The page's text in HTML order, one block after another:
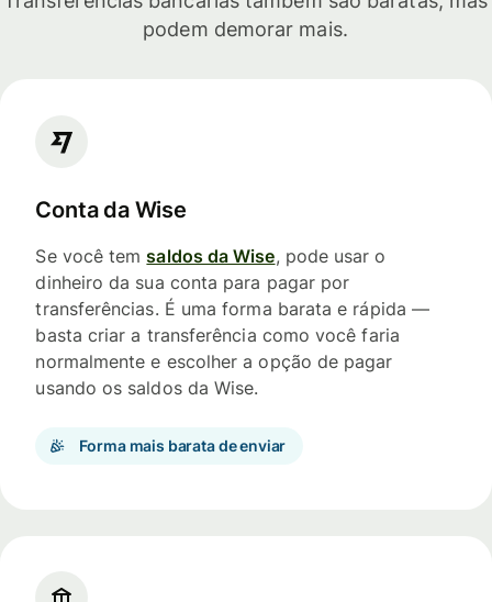
podem demorar mais.
Conta da Wise
Se você temsaldos da Wise, pode usar o
dinheiro da sua conta para pagar por
transferências. É uma forma barata e rápida —
basta criar a transferência como você faria
normalmente e escolher a opção de pagar
usando os saldos da Wise.
Forma mais barata de enviar